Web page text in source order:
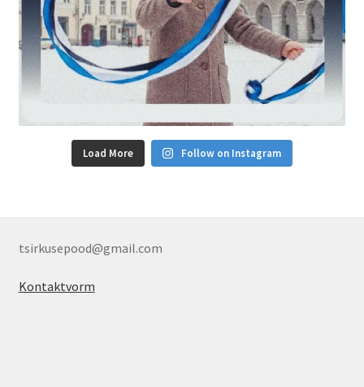
Load More Follow on Instagram
tsirkusepood@gmail.com
Kontaktvorm